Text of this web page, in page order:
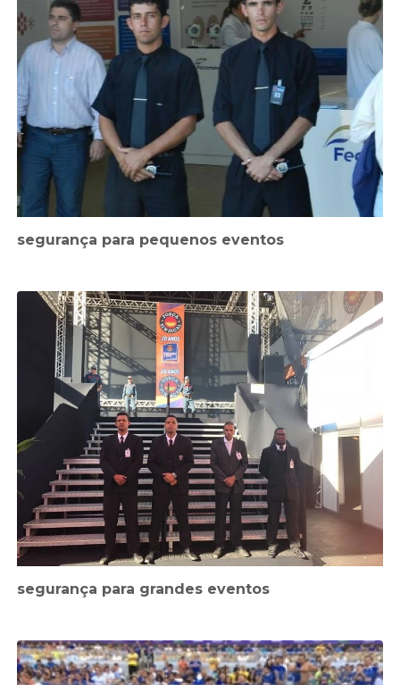
segurança para pequenos eventos
segurança para grandes eventos